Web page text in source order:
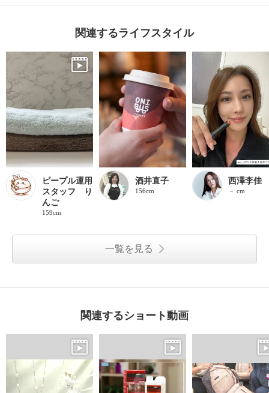
関連するライフスタイル
ピープル運用
スタッフ り
んご
159cm
酒井直子
156cm
西澤李佳
－ cm
一覧を見る
関連するショート動画